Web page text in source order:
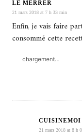
LE MERRER
21 mars 2018 at 7 h 33 min
Enfin, je vais faire
consommé cette
chargement…
CUISINEMOI
21 mars 2018 at 8 h